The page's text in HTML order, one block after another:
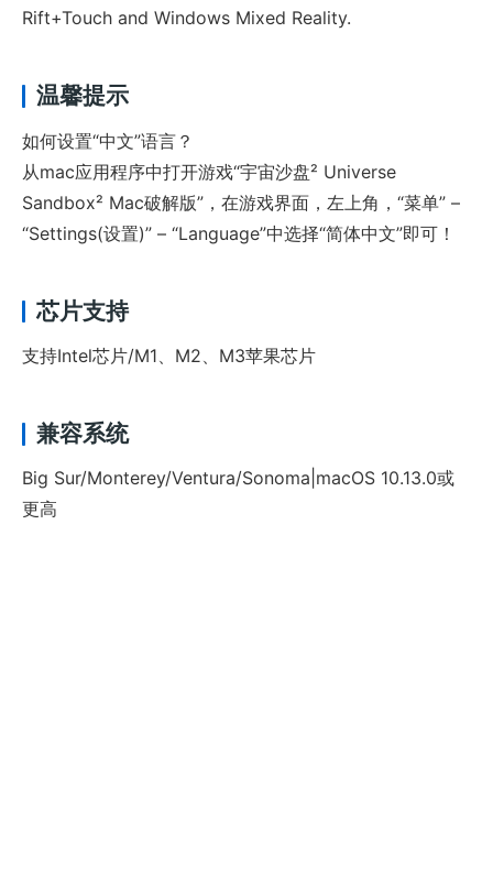
Rift+Touch and Windows Mixed Reality.
温馨提示
如何设置“中文”语言？
从mac应用程序中打开游戏“宇宙沙盘² Universe
Sandbox² Mac破解版”，在游戏界面，左上角，“菜单” –
“Settings(设置)” – “Language”中选择“简体中文”即可！
芯片支持
支持Intel芯片/M1、M2、M3苹果芯片
兼容系统
Big Sur/Monterey/Ventura/Sonoma|macOS 10.13.0或
更高